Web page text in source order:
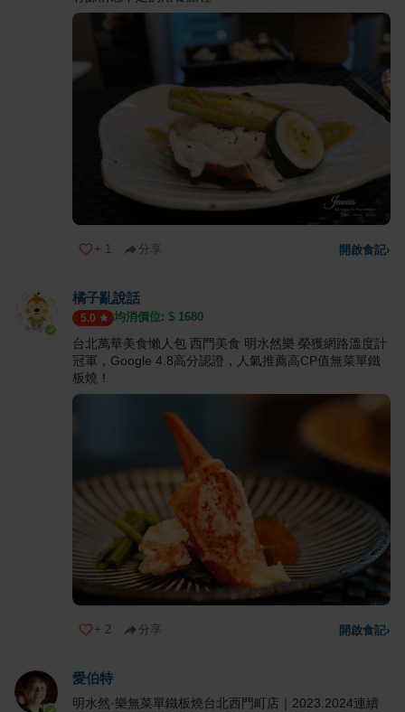
+ 1 分享 開啟食記›
橘子亂說話
5.0 均消價位: $ 1680
台北萬華美食懶人包 西門美食 明水然樂 榮獲網路溫度計
冠軍，Google 4.8高分認證，人氣推薦高CP值無菜單鐵
板燒！
+ 2 分享 開啟食記›
愛伯特
明水然·樂無菜單鐵板燒台北西門町店｜2023.2024連續